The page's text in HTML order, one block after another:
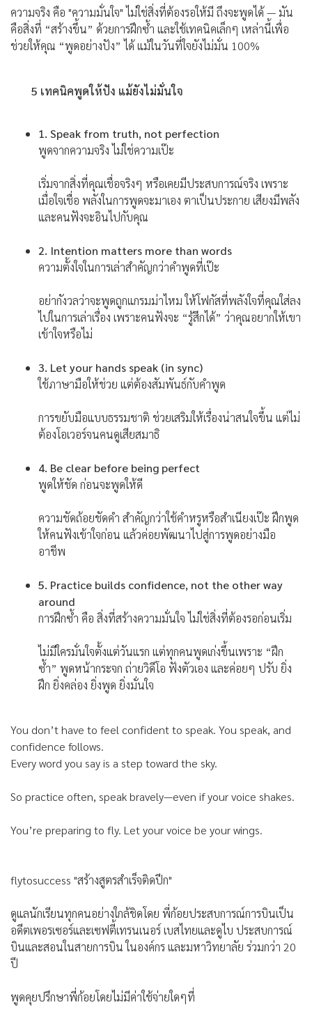
ความจริง คือ "ความมั่นใจ" ไม่ใช่สิ่งที่ต้องรอให้มี ถึงจะพูดได้ — มัน
คือสิ่งที่ “สร้างขึ้น” ด้วยการฝึกซ้ำ และใช้เทคนิคเล็กๆ เหล่านี้เพื่อ
ช่วยให้คุณ “พูดอย่างปัง” ได้ แม้ในวันที่ใจยังไม่มั่น 100%
5 เทคนิคพูดให้ปัง แม้ยังไม่มั่นใจ
1. Speak from truth, not perfection
พูดจากความจริง ไม่ใช่ความเป๊ะ
เริ่มจากสิ่งที่คุณเชื่อจริงๆ หรือเคยมีประสบการณ์จริง เพราะ
เมื่อใจเชื่อ พลังในการพูดจะมาเอง ตาเป็นประกาย เสียงมีพลัง
และคนฟังจะอินไปกับคุณ
2. Intention matters more than words
ความตั้งใจในการเล่าสำคัญกว่าคำพูดที่เป๊ะ
อย่ากังวลว่าจะพูดถูกแกรมม่าไหม ให้โฟกัสที่พลังใจที่คุณใส่ลง
ไปในการเล่าเรื่อง เพราะคนฟังจะ “รู้สึกได้” ว่าคุณอยากให้เขา
เข้าใจหรือไม่
3. Let your hands speak (in sync)
ใช้ภาษามือให้ช่วย แต่ต้องสัมพันธ์กับคำพูด
การขยับมือแบบธรรมชาติ ช่วยเสริมให้เรื่องน่าสนใจขึ้น แต่ไม่
ต้องโอเวอร์จนคนดูเสียสมาธิ
4. Be clear before being perfect
พูดให้ชัด ก่อนจะพูดให้ดี
ความชัดถ้อยชัดคำ สำคัญกว่าใช้คำหรูหรือสำเนียงเป๊ะ ฝึกพูด
ให้คนฟังเข้าใจก่อน แล้วค่อยพัฒนาไปสู่การพูดอย่างมือ
อาชีพ
5. Practice builds confidence, not the other way
around
การฝึกซ้ำ คือ สิ่งที่สร้างความมั่นใจ ไม่ใช่สิ่งที่ต้องรอก่อนเริ่ม
ไม่มีใครมั่นใจตั้งแต่วันแรก แต่ทุกคนพูดเก่งขึ้นเพราะ “ฝึก
ซ้ำ” พูดหน้ากระจก ถ่ายวิดีโอ ฟังตัวเอง และค่อยๆ ปรับ ยิ่ง
ฝึก ยิ่งคล่อง ยิ่งพูด ยิ่งมั่นใจ
You don’t have to feel confident to speak. You speak, and
confidence follows.
Every word you say is a step toward the sky.
So practice often, speak bravely—even if your voice shakes.
You’re preparing to fly. Let your voice be your wings.
flytosuccess "สร้างสูตรสำเร็จติดปีก"
ดูแลนักเรียนทุกคนอย่างใกล้ชิดโดย พี่ก้อยประสบการณ์การบินเป็น
อดีตเพอรเซอร์และเซฟตี้เทรนเนอร์ เบสไทยและดูไบ ประสบการณ์
บินและสอนในสายการบิน ในองค์กร และมหาวิทยาลัย ร่วมกว่า 20
ปี
พูดคุยปรึกษาพี่ก้อยโดยไม่มีค่าใช้จ่ายใดๆที่